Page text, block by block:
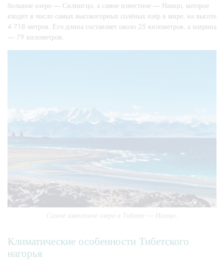
большое озеро — Силингцо, а самое известное — Намцо, которое
входит в число самых высокогорных солёных озёр в мире, на высоте
4 718 метров. Его длина составляет около 25 километров, а ширина
— 79 километров.
Самое известное озеро в Тибете — Намцо.
Климатические особенности Тибетского
нагорья